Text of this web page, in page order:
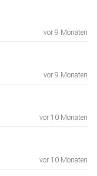
vor 9 Monaten
vor 9 Monaten
vor 10 Monaten
vor 10 Monaten